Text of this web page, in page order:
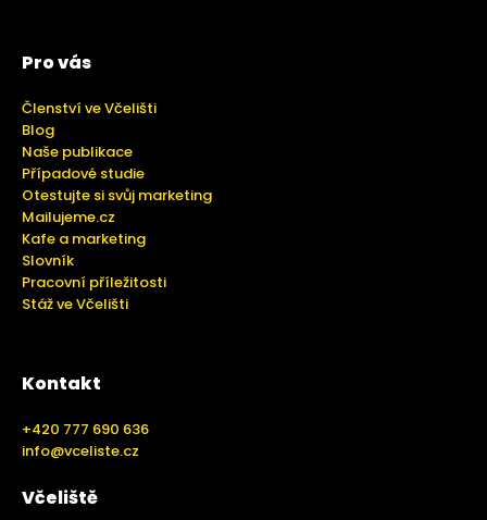
Pro vás
Členství ve Včelišti
Blog
Naše publikace
Případové studie
Otestujte si svůj marketing
Mailujeme.cz
Kafe a marketing
Slovník
Pracovní příležitosti
Stáž ve Včelišti
Kontakt
+420 777 690 636
info@vceliste.cz
Včeliště